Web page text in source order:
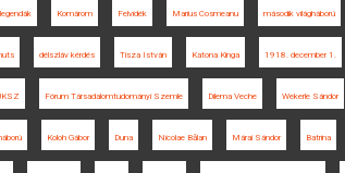
Komárom Felvidék Marius Cosmeanu második világháború
délszláv kérdés Tisza István Katona Kinga 1918. december 1.
Fórum Társadalomtudományi Szemle Dilema Veche Wekerle Sándor
Koloh Gábor Duna Nicolae Bălan Márai Sándor Batrina